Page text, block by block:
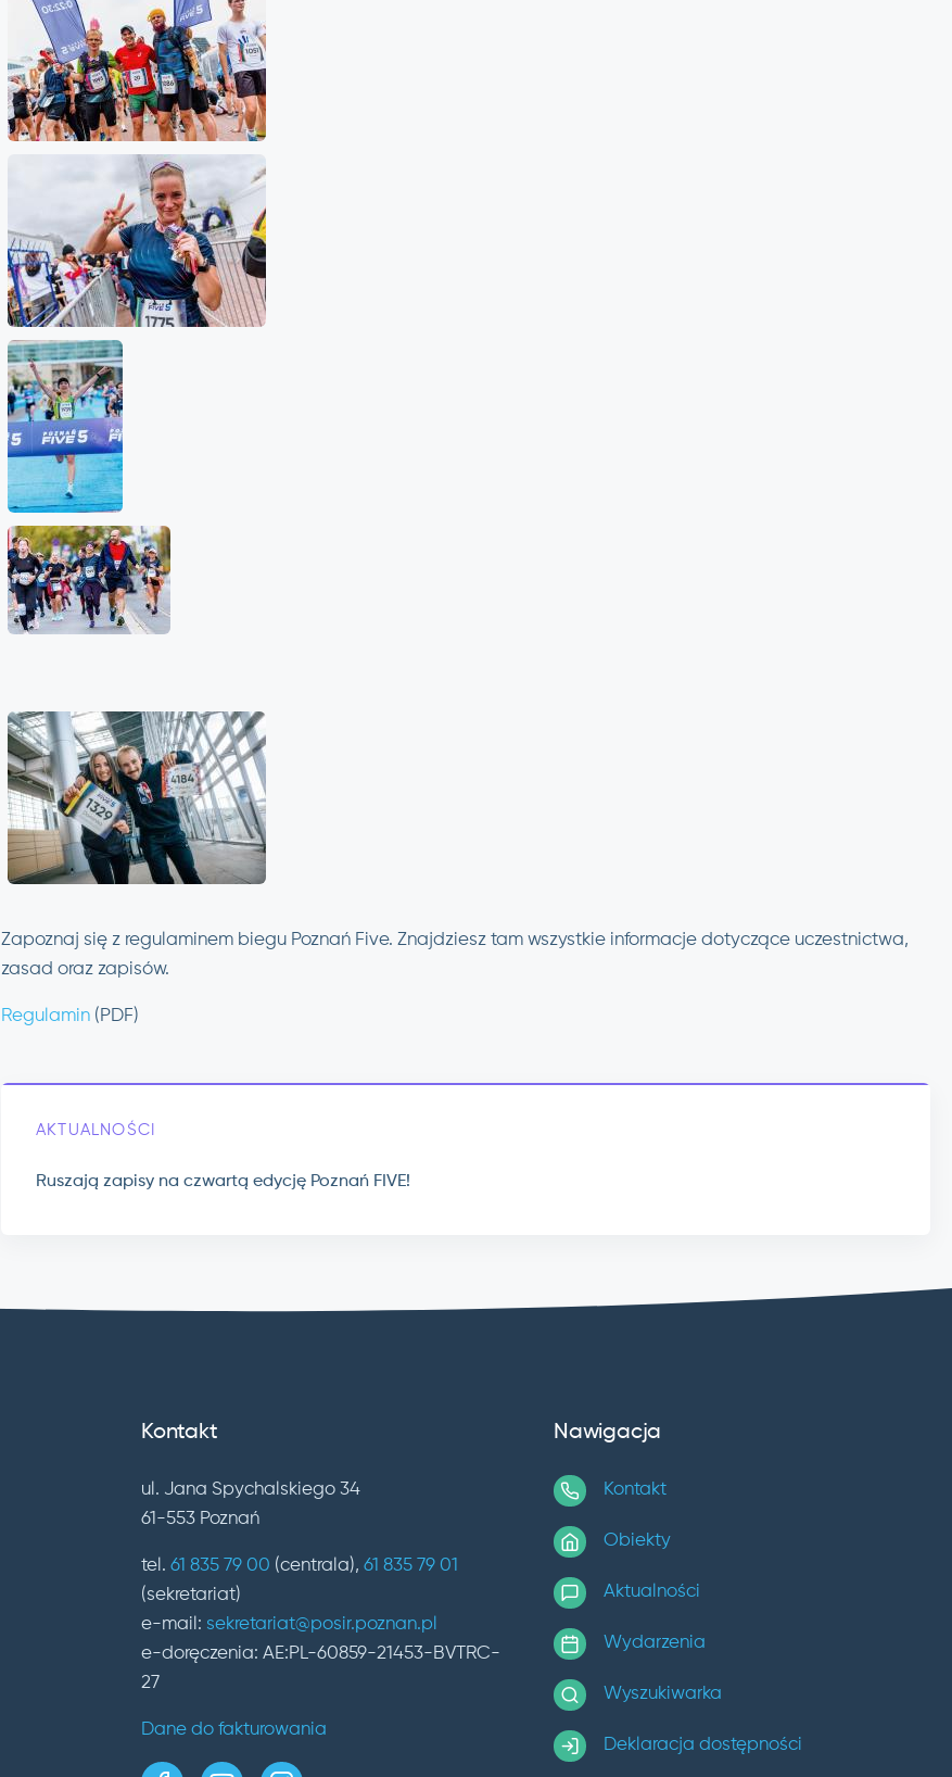
Zapoznaj się z regulaminem biegu Poznań Five. Znajdziesz tam wszystkie informacje dotyczące uczestnictwa,
zasad oraz zapisów.
Regulamin(PDF)
AKTUALNOŚCI
Ruszają zapisy na czwartą edycję Poznań FIVE!
Kontakt
ul. Jana Spychalskiego 34
61-553 Poznań
tel. 61 835 79 00 (centrala), 61 835 79 01
(sekretariat)
e-mail: sekretariat@posir.poznan.pl
e-doręczenia: AE:PL-60859-21453-BVTRC-
27
Dane do fakturowania
Nawigacja
Kontakt
Obiekty
Aktualności
Wydarzenia
Wyszukiwarka
Deklaracja dostępności